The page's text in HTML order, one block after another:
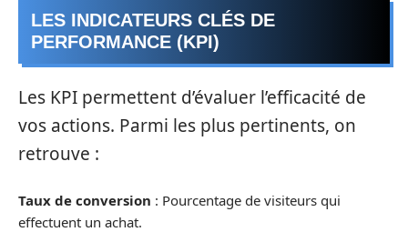
LES INDICATEURS CLÉS DE
PERFORMANCE (KPI)
Les KPI permettent d’évaluer l’efficacité de
vos actions. Parmi les plus pertinents, on
retrouve :
Taux de conversion : Pourcentage de visiteurs qui
effectuent un achat.